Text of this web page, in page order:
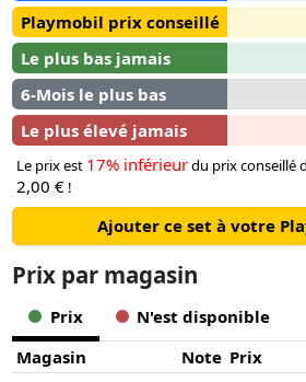
Playmobil prix conseillé
Le plus bas jamais
6-Mois le plus bas
Le plus élevé jamais
Le prix est 17% inférieurdu prix conseillé
2,00 € !
Ajouter ce set à votre
Prix ​​par magasin
Prix
N'est disponible
Magasin
Note Prix